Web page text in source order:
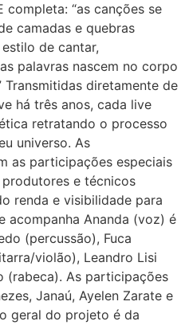
completa: “as canções se
camadas e quebras
de cantar,
palavras nascem no corpo
Transmitidas diretamente de
há três anos, cada live
retratando o processo
universo. As
as participações especiais
e técnicos
renda e visibilidade para
acompanha Ananda (voz) é
(percussão), Fuca
violão), Leandro Lisi
(rabeca). As participações
Janaú, Ayelen Zarate e
geral do projeto é da